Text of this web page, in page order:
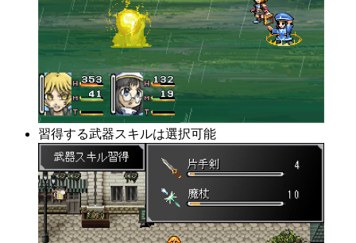
習得する武器スキルは選択可能